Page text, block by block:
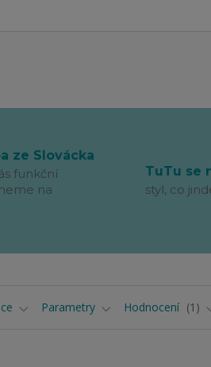
ze Slovácka
funkční
na
TuTu se
styl, co
Parametry Hodnocení 1